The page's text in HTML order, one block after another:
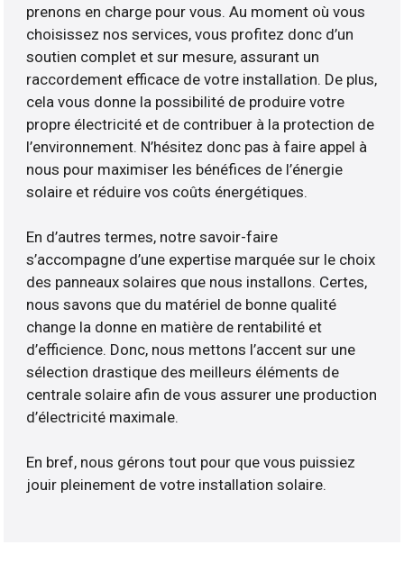
prenons en charge pour vous. Au moment où vous
choisissez nos services, vous profitez donc d’un
soutien complet et sur mesure, assurant un
raccordement efficace de votre installation. De plus,
cela vous donne la possibilité de produire votre
propre électricité et de contribuer à la protection de
l’environnement. N’hésitez donc pas à faire appel à
nous pour maximiser les bénéfices de l’énergie
solaire et réduire vos coûts énergétiques.
En d’autres termes, notre savoir-faire
s’accompagne d’une expertise marquée sur le choix
des panneaux solaires que nous installons. Certes,
nous savons que du matériel de bonne qualité
change la donne en matière de rentabilité et
d’efficience. Donc, nous mettons l’accent sur une
sélection drastique des meilleurs éléments de
centrale solaire afin de vous assurer une production
d’électricité maximale.
En bref, nous gérons tout pour que vous puissiez
jouir pleinement de votre installation solaire.